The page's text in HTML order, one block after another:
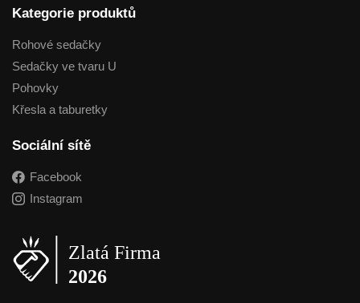
Kategorie produktů
Rohové sedačky
Sedačky ve tvaru U
Pohovky
Křesla a taburetky
Sociální sítě
Facebook
Instagram